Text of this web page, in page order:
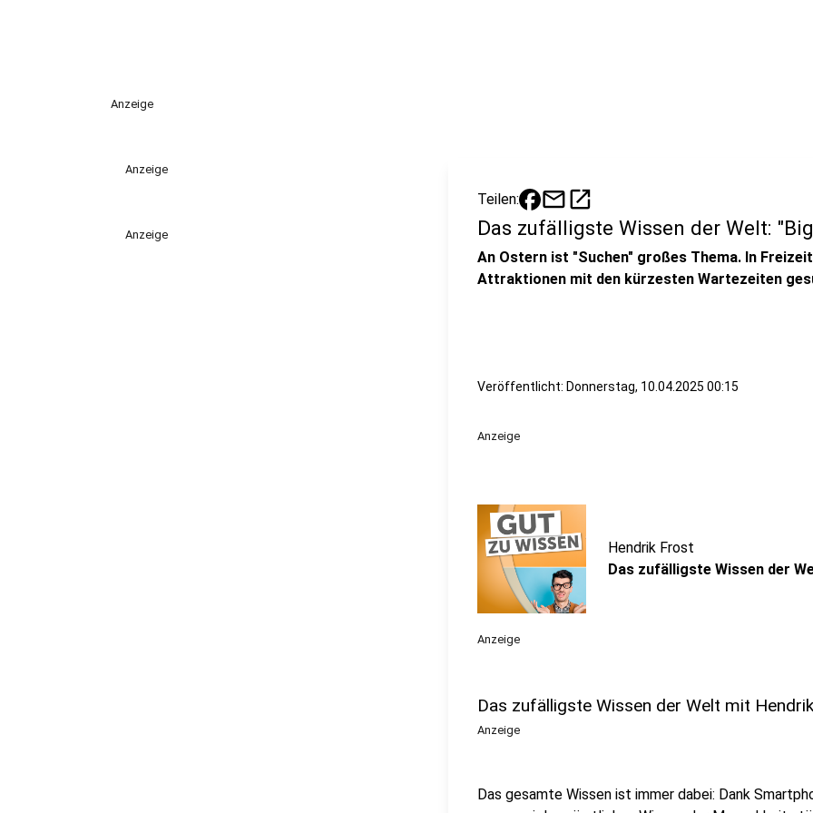
Anzeige
Anzeige
Anzeige
Teilen: mailopen_in_new
Das zufälligste Wissen der Welt:
An Ostern ist "Suchen" großes Thema. In
Attraktionen mit den kürzesten Wartezeiten
Veröffentlicht: Donnerstag, 10.04.2025 00:15
Anzeige
Hendrik Frost
Das zufälligste Wissen der
Anzeige
Das zufälligste Wissen der Welt mit
Anzeige
Das gesamte Wissen ist immer dabei: Dank